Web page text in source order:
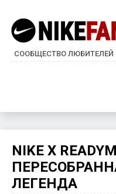
СООБЩЕСТВО ЛЮБИТЕЛЕЙ
NIKE X
ЛЕГЕНДА